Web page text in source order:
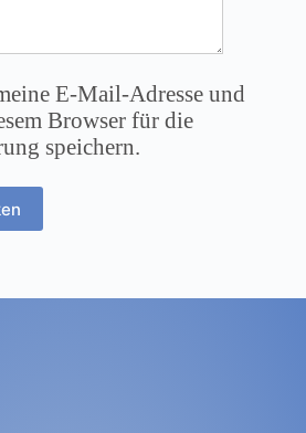
E-Mail-Adresse und
Browser für die
speichern.